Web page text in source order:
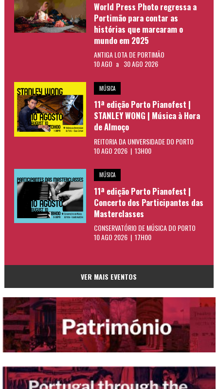
World Press Photo regressa a
Portimão para contar as
histórias que marcaram o
mundo em 2025
ANTIGA LOTA DE PORTIMÃO
10 AGO a 30 AGO 2026
MÚSICA
11ª edição Porto Pianofest |
STANLEY WONG | Música à Hora
de Almoço
REITORIA DA UNIVERSIDADE DO PORTO
10 AGO 2026 | 13H00
MÚSICA
11ª edição Porto Pianofest |
Concerto dos Participantes das
Masterclasses
CONSERVATÓRIO DE MÚSICA DO PORTO
10 AGO 2026 | 17H00
VER MAIS EVENTOS